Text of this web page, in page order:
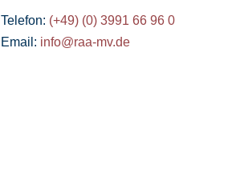
Telefon: (+49) (0) 3991 66 96 0
Email: info@raa-mv.de